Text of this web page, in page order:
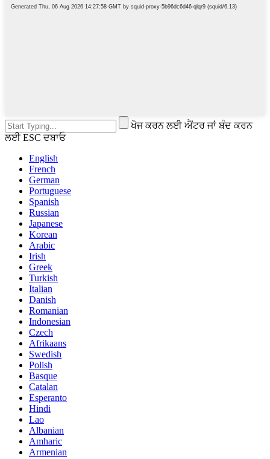
ਖੋਜ ਕਰਨ ਲਈ ਐਂਟਰ ਜਾਂ ਬੰਦ ਕਰਨ
ਲਈ ESC ਦਬਾਓ
English
French
German
Portuguese
Spanish
Russian
Japanese
Korean
Arabic
Irish
Greek
Turkish
Italian
Danish
Romanian
Indonesian
Czech
Afrikaans
Swedish
Polish
Basque
Catalan
Esperanto
Hindi
Lao
Albanian
Amharic
Armenian